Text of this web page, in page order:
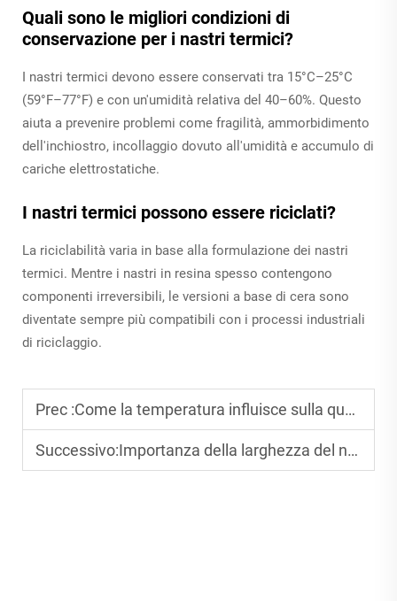
Quali sono le migliori condizioni di
conservazione per i nastri termici?
I nastri termici devono essere conservati tra 15°C–25°C
(59°F–77°F) e con un'umidità relativa del 40–60%. Questo
aiuta a prevenire problemi come fragilità, ammorbidimento
dell'inchiostro, incollaggio dovuto all'umidità e accumulo di
cariche elettrostatiche.
I nastri termici possono essere riciclati?
La riciclabilità varia in base alla formulazione dei nastri
termici. Mentre i nastri in resina spesso contengono
componenti irreversibili, le versioni a base di cera sono
diventate sempre più compatibili con i processi industriali
di riciclaggio.
Prec :Come la temperatura influisce sulla qualità della stampa con nastro termico
Successivo:Importanza della larghezza del nastro nella stampa di etichette